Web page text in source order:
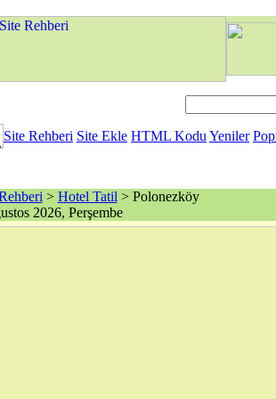
Site Rehberi Site Ekle HTML Kodu Yeniler
> Hotel Tatil > Polonezköy
2026, Perşembe